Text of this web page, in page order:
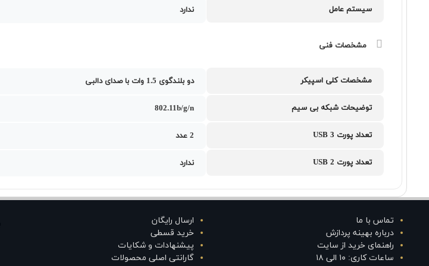
سیستم عامل ندارد
مشخصات فنی
مشخصات کلی اسپیکر دو بلندگوی 1.5 وات با صدای دالبی
توضیحات شبکه بی سیم 802.11b/g/n
تعداد پورت USB 3 2 عدد
تعداد پورت USB 2 ندارد
تماس با ما
درباره بهینه پردازش
راهنمای خرید از سایت
ساعات کاری: ۱۰ الی ۱۸
ارسال رایگان
خرید قسطی
پیشنهادات و شکایات
گارانتی اصلی محصولات